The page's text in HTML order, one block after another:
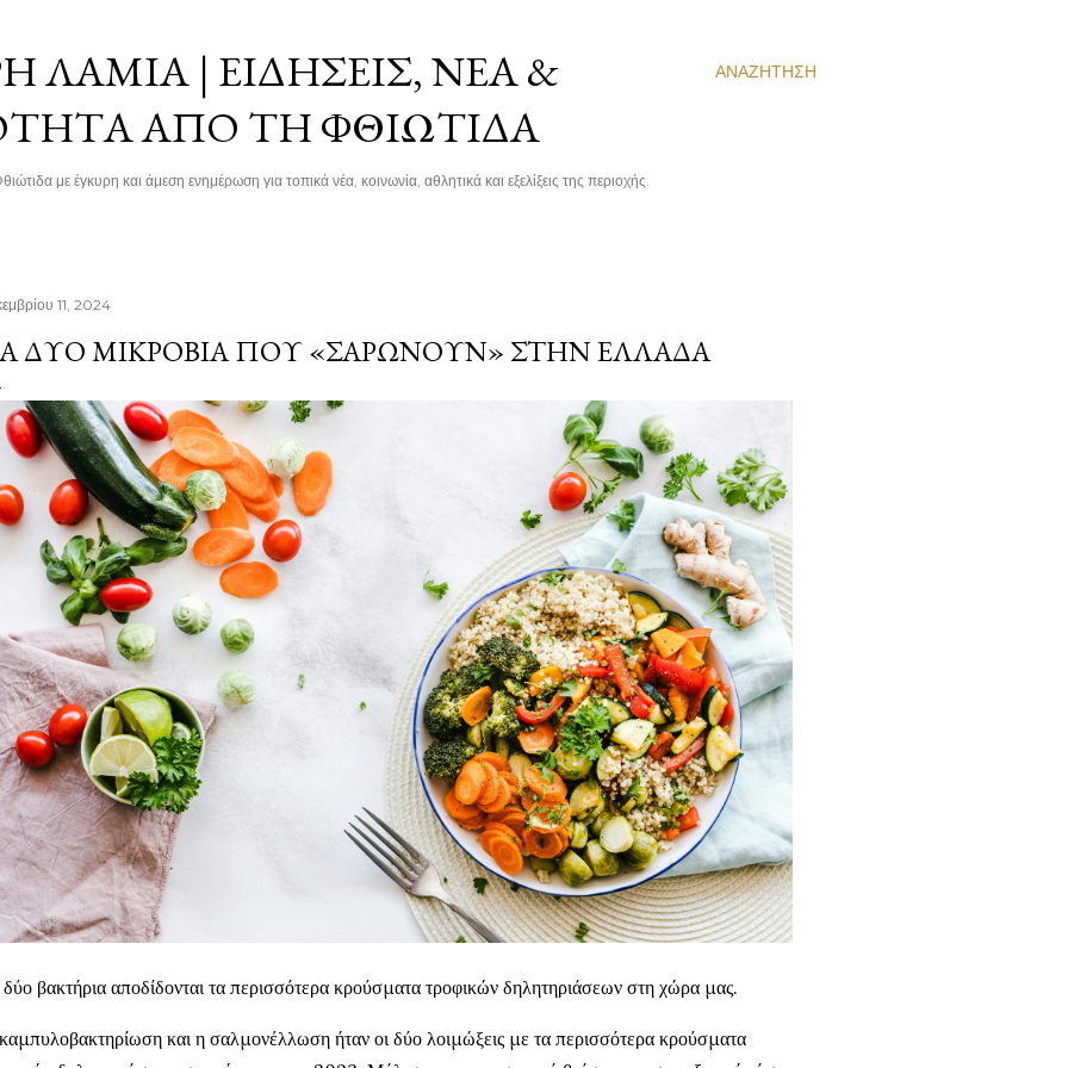
ΑΝΑΖΉΤΗΣΗ
ΛΑΜΊΑ | ΕΙΔΉΣΕΙΣ, ΝΈΑ &
ΑΠΌ ΤΗ ΦΘΙΏΤΙΔΑ
με έγκυρη και άμεση ενημέρωση για τοπικά νέα, κοινωνία, αθλητικά και εξελίξεις της περιοχής.
11, 2024
ΔΎΟ ΜΙΚΡΌΒΙΑ ΠΟΥ «ΣΑΡΏΝΟΥΝ» ΣΤΗΝ ΕΛΛΆΔΑ
βακτήρια αποδίδονται τα περισσότερα κρούσματα τροφικών δηλητηριάσεων στη χώρα μας.
και η σαλμονέλλωση ήταν οι δύο λοιμώξεις με τα περισσότερα κρούσματα